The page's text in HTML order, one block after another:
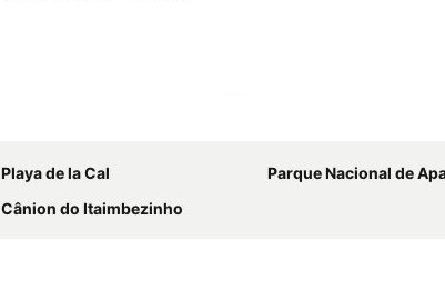
Playa de la Cal
Parque Nacional de Aparados da
Cânion do Itaimbezinho